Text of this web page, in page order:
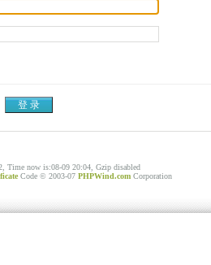
Time now is:08-09 20:04, Gzip disabled
Code © 2003-07 PHPWind.com Corporation